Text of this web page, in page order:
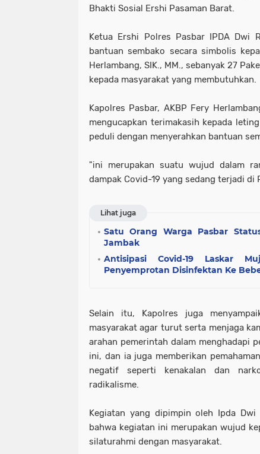
Bhakti Sosial Ershi Pasaman Barat.
Ketua Ershi Polres Pasbar IPDA Dwi
bantuan sembako secara simbolis
Herlambang, SIK., MM., sebanyak 27
kepada masyarakat yang membutuhkan.
Kapolres Pasbar, AKBP Fery
mengucapkan terimakasih kepada
peduli dengan menyerahkan bantuan
"ini merupakan suatu wujud dalam
dampak Covid-19 yang sedang terjadi di
Lihat juga
Satu Orang Warga Pasbar
Jambak
Antisipasi Covid-19 Laskar
Penyemprotan Disinfektan Ke
Selain itu, Kapolres juga
masyarakat agar turut serta menjaga
arahan pemerintah dalam menghadapi
ini, dan ia juga memberikan
negatif seperti kenakalan dan
radikalisme.
Kegiatan yang dipimpin oleh Ipda Dwi
bahwa kegiatan ini merupakan wujud
silaturahmi dengan masyarakat.